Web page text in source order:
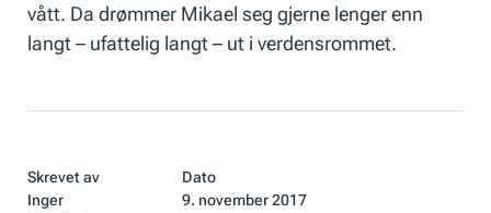
vått. Da drømmer Mikael seg gjerne lenger enn
langt – ufattelig langt – ut i verdensrommet.
Skrevet av
Inger
Dato
9. november 2017